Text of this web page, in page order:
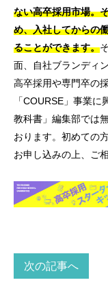
ない高卒採用市場。
め、入社してからの
ることができます。
面、自社ブランディ
高卒採用や専門卒の
「COURSE」事業
教科書」編集部では
おります。初めての
お申し込みの上、ご
次の記事へ